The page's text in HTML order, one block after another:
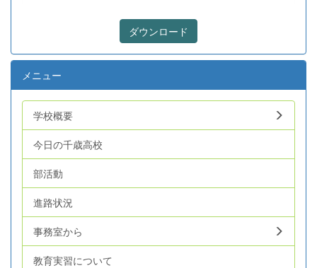
ダウンロード
メニュー
学校概要
今日の千歳高校
部活動
進路状況
事務室から
教育実習について